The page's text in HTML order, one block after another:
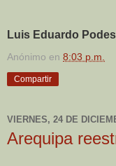
Luis Eduardo
Anónimo en 8:03 p.m.
Compartir
VIERNES, 24 DE
Arequipa